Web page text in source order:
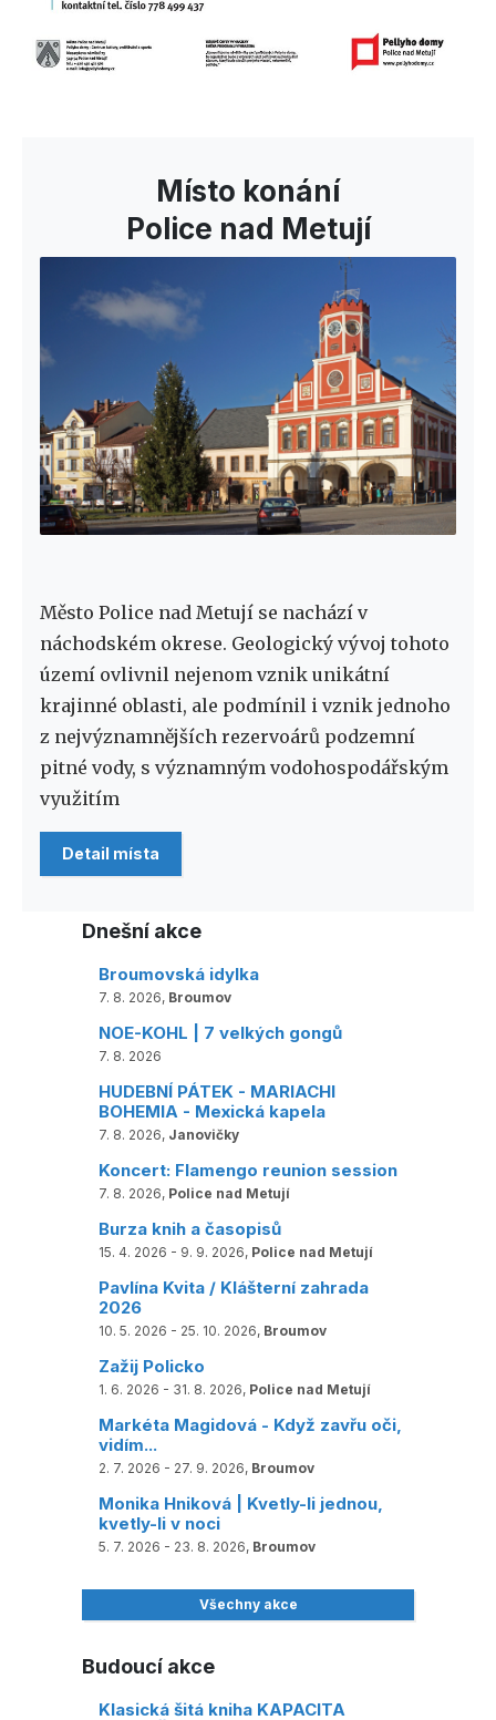
Místo konání
Police nad Metují
Město Police nad Metují se nachází v
náchodském okrese. Geologický vývoj tohoto
území ovlivnil nejenom vznik unikátní
krajinné oblasti, ale podmínil i vznik jednoho
z nejvýznamnějších rezervoárů podzemní
pitné vody, s významným vodohospodářským
využitím
Detail místa
Dnešní akce
Broumovská idylka
7. 8. 2026, Broumov
NOE-KOHL | 7 velkých gongů
7. 8. 2026
HUDEBNÍ PÁTEK - MARIACHI
BOHEMIA - Mexická kapela
7. 8. 2026, Janovičky
Koncert: Flamengo reunion session
7. 8. 2026, Police nad Metují
Burza knih a časopisů
15. 4. 2026 - 9. 9. 2026, Police nad Metují
Pavlína Kvita / Klášterní zahrada
2026
10. 5. 2026 - 25. 10. 2026, Broumov
Zažij Policko
1. 6. 2026 - 31. 8. 2026, Police nad Metují
Markéta Magidová - Když zavřu oči,
vidím...
2. 7. 2026 - 27. 9. 2026, Broumov
Monika Hniková | Kvetly-li jednou,
kvetly-li v noci
5. 7. 2026 - 23. 8. 2026, Broumov
Všechny akce
Budoucí akce
Klasická šitá kniha KAPACITA